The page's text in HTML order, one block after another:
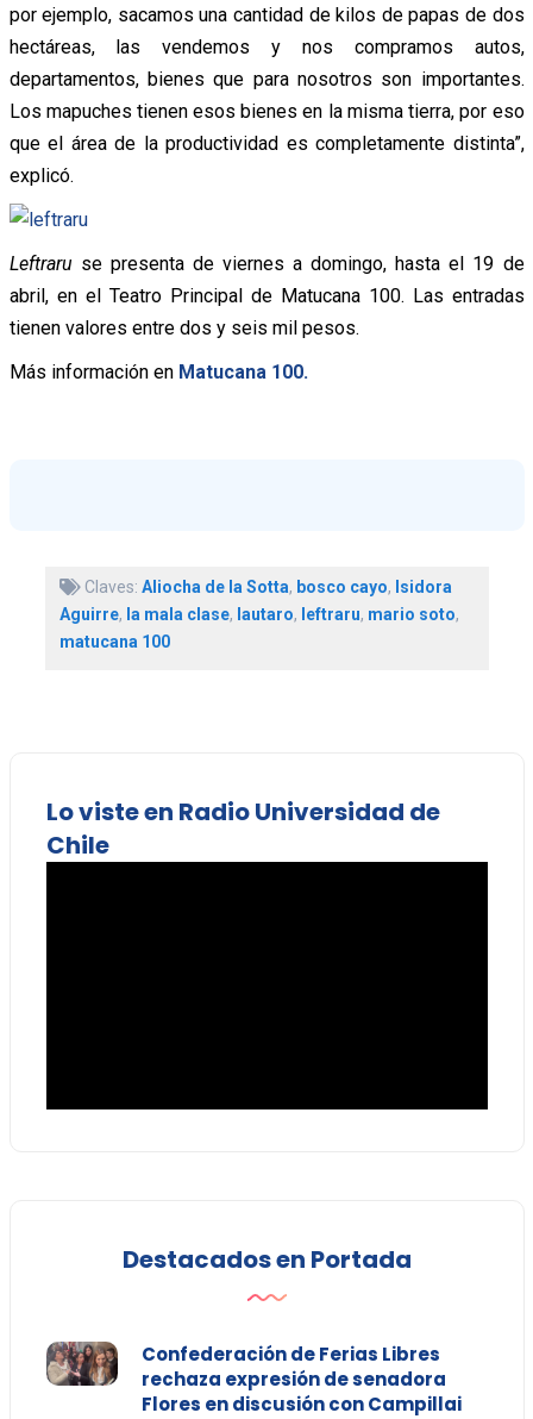
por ejemplo, sacamos una cantidad de kilos de papas de dos
hectáreas, las vendemos y nos compramos autos,
departamentos, bienes que para nosotros son importantes.
Los mapuches tienen esos bienes en la misma tierra, por eso
que el área de la productividad es completamente distinta”,
explicó.
Leftraru se presenta de viernes a domingo, hasta el 19 de
abril, en el Teatro Principal de Matucana 100. Las entradas
tienen valores entre dos y seis mil pesos.
Más información en Matucana 100.
Claves: Aliocha de la Sotta, bosco cayo, Isidora
Aguirre, la mala clase, lautaro, leftraru, mario soto,
matucana 100
Lo viste en Radio Universidad de
Chile
Destacados en Portada
Confederación de Ferias Libres
rechaza expresión de senadora
Flores en discusión con Campillai